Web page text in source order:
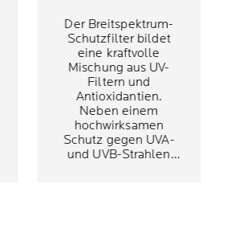
Der Breitspektrum-
Schutzfilter bildet
eine kraftvolle
Mischung aus UV-
Filtern und
Antioxidantien.
Neben einem
hochwirksamen
Schutz gegen UVA-
und UVB-Strahlen